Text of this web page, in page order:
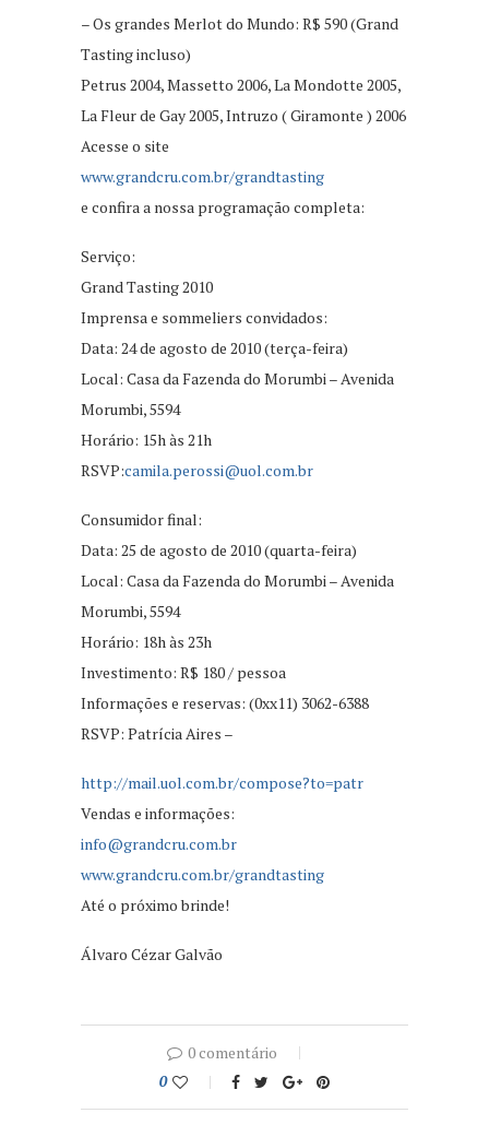
– Os grandes Merlot do Mundo: R$ 590 (Grand
Tasting incluso)
Petrus 2004, Massetto 2006, La Mondotte 2005,
La Fleur de Gay 2005, Intruzo ( Giramonte ) 2006
Acesse o site
www.grandcru.com.br/grandtasting
e confira a nossa programação completa:
Serviço:
Grand Tasting 2010
Imprensa e sommeliers convidados:
Data: 24 de agosto de 2010 (terça-feira)
Local: Casa da Fazenda do Morumbi – Avenida
Morumbi, 5594
Horário: 15h às 21h
RSVP:camila.perossi@uol.com.br
Consumidor final:
Data: 25 de agosto de 2010 (quarta-feira)
Local: Casa da Fazenda do Morumbi – Avenida
Morumbi, 5594
Horário: 18h às 23h
Investimento: R$ 180 / pessoa
Informações e reservas: (0xx11) 3062-6388
RSVP: Patrícia Aires –
http://mail.uol.com.br/compose?to=patr
Vendas e informações:
info@grandcru.com.br
www.grandcru.com.br/grandtasting
Até o próximo brinde!
Álvaro Cézar Galvão
0 comentário
0